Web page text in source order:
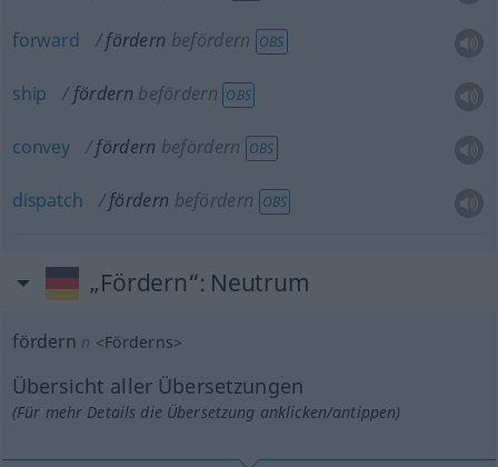
forward fördern befördern OBS
ship fördern befördern OBS
convey fördern befördern OBS
dispatch fördern befördern OBS
„Fördern“: Neutrum
fördern n <Förderns>
Übersicht aller Übersetzungen
(Für mehr Details die Übersetzung anklicken/antippen)